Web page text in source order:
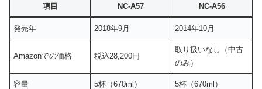
項目 NC-A57 NC-A56
発売年 2018年9月 2014年10月
Amazonでの価格 税込28,200円
取り扱いなし（中古
のみ）
容量 5杯（670ml） 5杯（670ml）